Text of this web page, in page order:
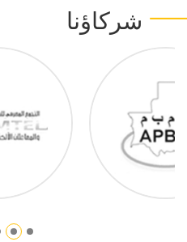
شركاؤنا